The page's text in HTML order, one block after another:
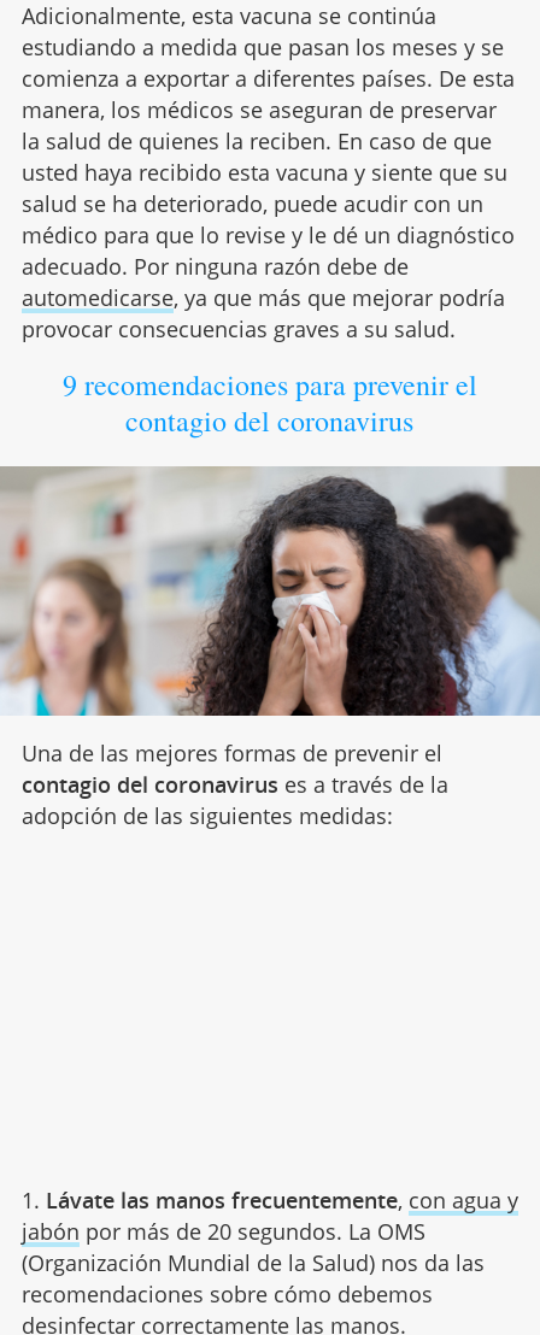
Adicionalmente, esta vacuna se continúa
estudiando a medida que pasan los meses y se
comienza a exportar a diferentes países. De esta
manera, los médicos se aseguran de preservar
la salud de quienes la reciben. En caso de que
usted haya recibido esta vacuna y siente que su
salud se ha deteriorado, puede acudir con un
médico para que lo revise y le dé un diagnóstico
adecuado. Por ninguna razón debe de
automedicarse, ya que más que mejorar podría
provocar consecuencias graves a su salud.
9 recomendaciones para prevenir el
contagio del coronavirus
Una de las mejores formas de prevenir el
contagio del coronavirus es a través de la
adopción de las siguientes medidas:
1. Lávate las manos frecuentemente, con agua y
jabón por más de 20 segundos. La OMS
(Organización Mundial de la Salud) nos da las
recomendaciones sobre cómo debemos
desinfectar correctamente las manos.